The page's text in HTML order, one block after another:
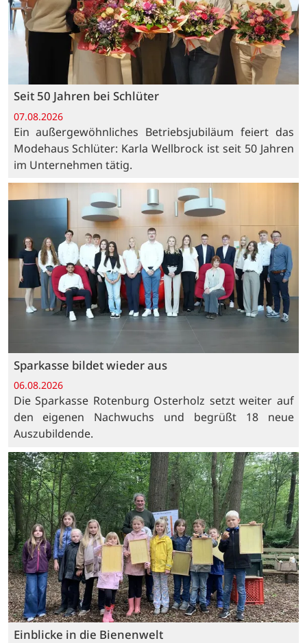
Seit 50 Jahren bei Schlüter
07.08.2026
Ein außergewöhnliches Betriebsjubiläum feiert das
Modehaus Schlüter: Karla Wellbrock ist seit 50 Jahren
im Unternehmen tätig.
Sparkasse bildet wieder aus
06.08.2026
Die Sparkasse Rotenburg Osterholz setzt weiter auf
den eigenen Nachwuchs und begrüßt 18 neue
Auszubildende.
Einblicke in die Bienenwelt